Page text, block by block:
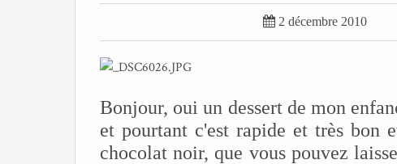
 2 décembre 2010
Bonjour, oui un dessert de mon
et pourtant c'est rapide et très bon
chocolat noir, que vous pouvez